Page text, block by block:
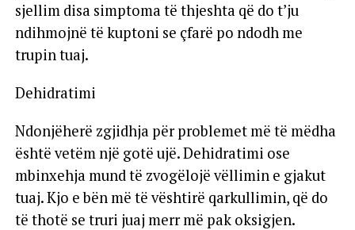
sjellim disa simptoma të thjeshta që do t’ju
ndihmojnë të kuptoni se çfarë po ndodh me
trupin tuaj.
Dehidratimi
Ndonjëherë zgjidhja për problemet më të mëdha
është vetëm një gotë ujë. Dehidratimi ose
mbinxehja mund të zvogëlojë vëllimin e gjakut
tuaj. Kjo e bën më të vështirë qarkullimin, që do
të thotë se truri juaj merr më pak oksigjen.